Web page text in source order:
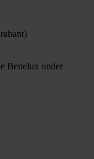
Benelux onder